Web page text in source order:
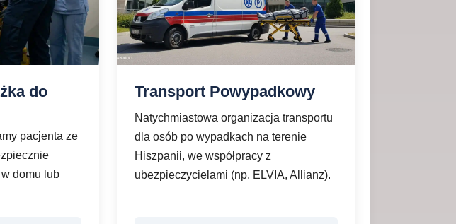
do
pacjenta ze
domu lub
Transport Powypadkowy
Natychmiastowa organizacja transportu
dla osób po wypadkach na terenie
Hiszpanii, we współpracy z
ubezpieczycielami (np. ELVIA, Allianz).